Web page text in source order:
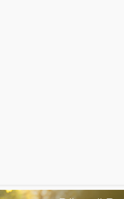
havayolları için QR kodu